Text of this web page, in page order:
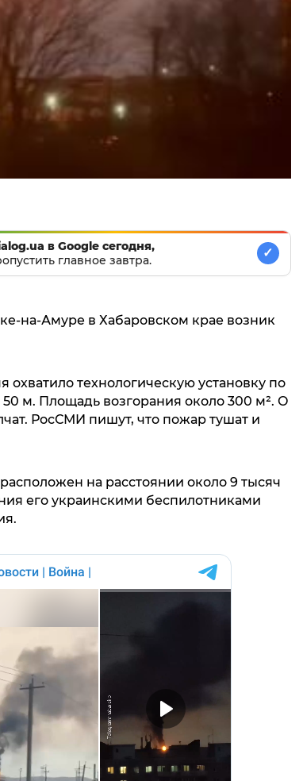
в Google сегодня,
главное завтра.
✓
на-Амуре в Хабаровском крае возник
охватило технологическую установку по
м. Площадь возгорания около 300 м². О
РосСМИ пишут, что пожар тушат и
на расстоянии около 9 тысяч
его украинскими беспилотниками